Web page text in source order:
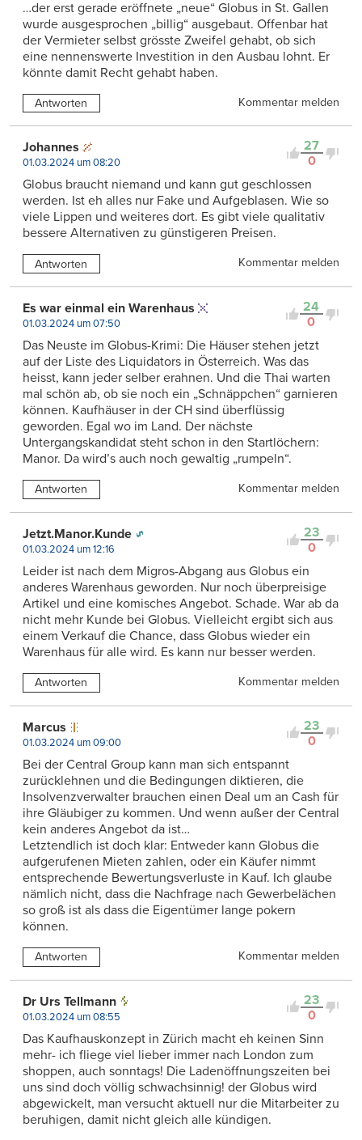
…der erst gerade eröffnete „neue“ Globus in St. Gallen
wurde ausgesprochen „billig“ ausgebaut. Offenbar hat
der Vermieter selbst grösste Zweifel gehabt, ob sich
eine nennenswerte Investition in den Ausbau lohnt. Er
könnte damit Recht gehabt haben.
Antworten Kommentar melden
27
0
Johannes
01.03.2024 um 08:20
Globus braucht niemand und kann gut geschlossen
werden. Ist eh alles nur Fake und Aufgeblasen. Wie so
viele Lippen und weiteres dort. Es gibt viele qualitativ
bessere Alternativen zu günstigeren Preisen.
Antworten Kommentar melden
24
0
Es war einmal ein Warenhaus
01.03.2024 um 07:50
Das Neuste im Globus-Krimi: Die Häuser stehen jetzt
auf der Liste des Liquidators in Österreich. Was das
heisst, kann jeder selber erahnen. Und die Thai warten
mal schön ab, ob sie noch ein „Schnäppchen“ garnieren
können. Kaufhäuser in der CH sind überflüssig
geworden. Egal wo im Land. Der nächste
Untergangskandidat steht schon in den Startlöchern:
Manor. Da wird’s auch noch gewaltig „rumpeln“.
Antworten Kommentar melden
23
0
Jetzt.Manor.Kunde
01.03.2024 um 12:16
Leider ist nach dem Migros-Abgang aus Globus ein
anderes Warenhaus geworden. Nur noch überpreisige
Artikel und eine komisches Angebot. Schade. War ab da
nicht mehr Kunde bei Globus. Vielleicht ergibt sich aus
einem Verkauf die Chance, dass Globus wieder ein
Warenhaus für alle wird. Es kann nur besser werden.
Antworten Kommentar melden
23
0
Marcus
01.03.2024 um 09:00
Bei der Central Group kann man sich entspannt
zurücklehnen und die Bedingungen diktieren, die
Insolvenzverwalter brauchen einen Deal um an Cash für
ihre Gläubiger zu kommen. Und wenn außer der Central
kein anderes Angebot da ist…
Letztendlich ist doch klar: Entweder kann Globus die
aufgerufenen Mieten zahlen, oder ein Käufer nimmt
entsprechende Bewertungsverluste in Kauf. Ich glaube
nämlich nicht, dass die Nachfrage nach Gewerbelächen
so groß ist als dass die Eigentümer lange pokern
können.
Antworten Kommentar melden
23
0
Dr Urs Tellmann
01.03.2024 um 08:55
Das Kaufhauskonzept in Zürich macht eh keinen Sinn
mehr- ich fliege viel lieber immer nach London zum
shoppen, auch sonntags! Die Ladenöffnungszeiten bei
uns sind doch völlig schwachsinnig! der Globus wird
abgewickelt, man versucht aktuell nur die Mitarbeiter zu
beruhigen, damit nicht gleich alle kündigen.